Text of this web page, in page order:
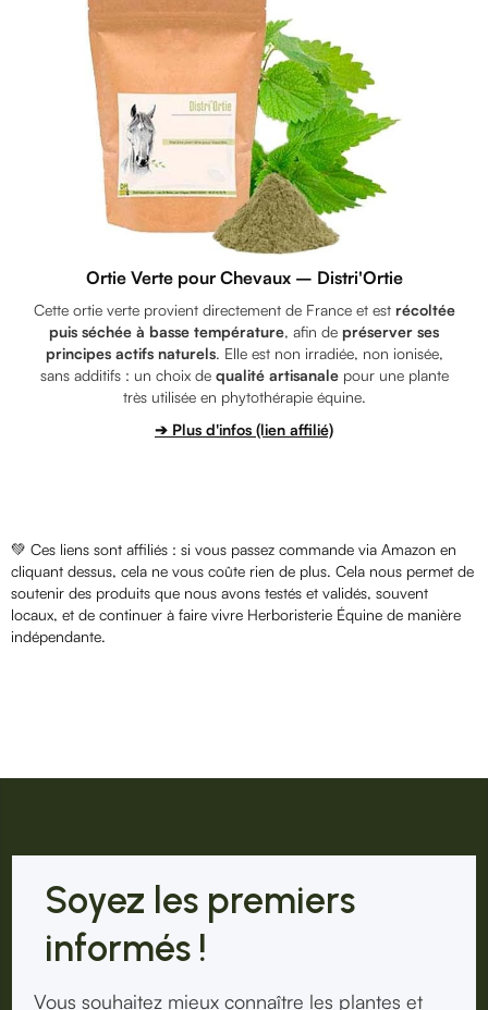
Ortie Verte pour Chevaux – Distri'Ortie
Cette ortie verte provient directement de France et est récoltée
puis séchée à basse température, afin de préserver ses
principes actifs naturels. Elle est non irradiée, non ionisée,
sans additifs : un choix de qualité artisanalepour une plante
très utilisée en phytothérapie équine.
➔ Plus d'infos (lien affilié)
💚 Ces liens sont affiliés : si vous passez commande via Amazon en
cliquant dessus, cela ne vous coûte rien de plus. Cela nous permet de
soutenir des produits que nous avons testés et validés, souvent
locaux, et de continuer à faire vivre Herboristerie Équine de manière
indépendante.
Soyez les premiers
informés !
Vous souhaitez mieux connaître les plantes et